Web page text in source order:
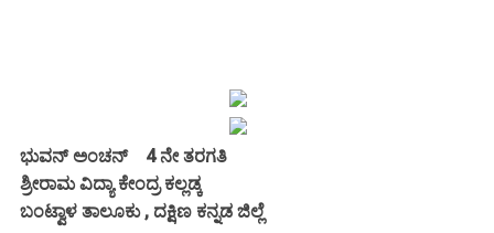
ಭುವನ್ ಅಂಚನ್ 4 ನೇ ತರಗತಿ
ಶ್ರೀರಾಮ ವಿದ್ಯಾ ಕೇಂದ್ರ ಕಲ್ಲಡ್ಕ
ಬಂಟ್ವಾಳ ತಾಲೂಕು , ದಕ್ಷಿಣ ಕನ್ನಡ ಜಿಲ್ಲೆ